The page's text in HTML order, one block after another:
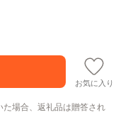
お気に入り
場合、返礼品は贈答され